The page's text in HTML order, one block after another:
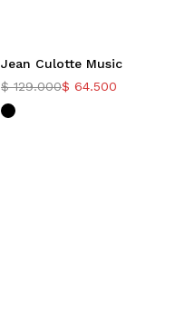
-50%
Jean Culotte Music
$129.000$ 64.500